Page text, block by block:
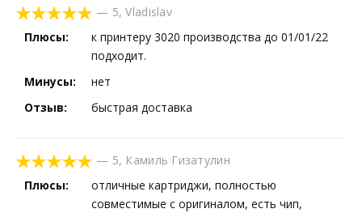
— 5,Vladislav
Плюсы:
к принтеру 3020 производства до 01/01/22
подходит.
Минусы:
нет
Отзыв:
быстрая доставка
— 5, Камиль Гизатулин
Плюсы:
отличные картриджи, полностью
совместимые с оригиналом, есть чип,